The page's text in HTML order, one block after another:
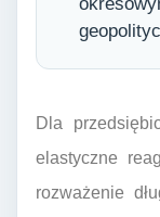
Dla
elastyczne
rozważenie